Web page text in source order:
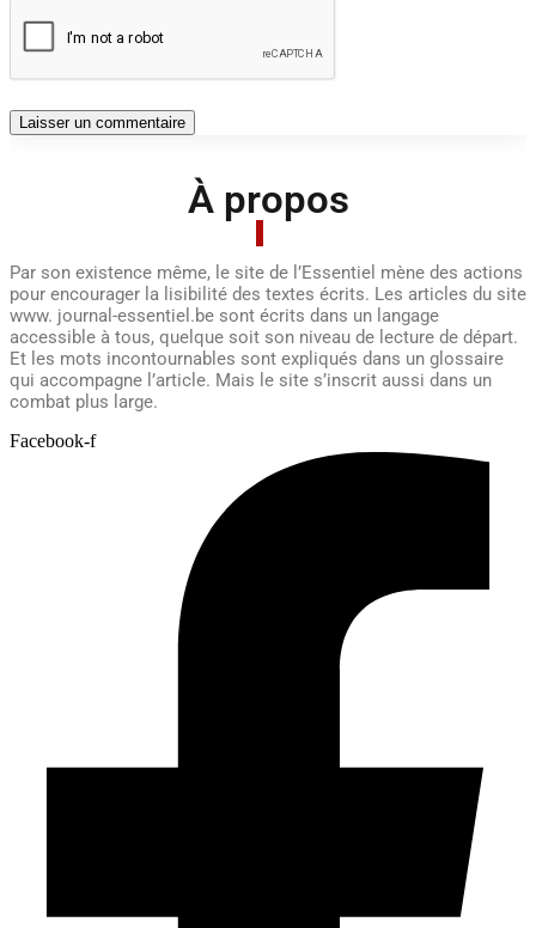
À propos
Par son existence même, le site de l’Essentiel mène des actions
pour encourager la lisibilité des textes écrits. Les articles du site
www. journal-essentiel.be sont écrits dans un langage
accessible à tous, quelque soit son niveau de lecture de départ.
Et les mots incontournables sont expliqués dans un glossaire
qui accompagne l’article. Mais le site s’inscrit aussi dans un
combat plus large.
Facebook-f